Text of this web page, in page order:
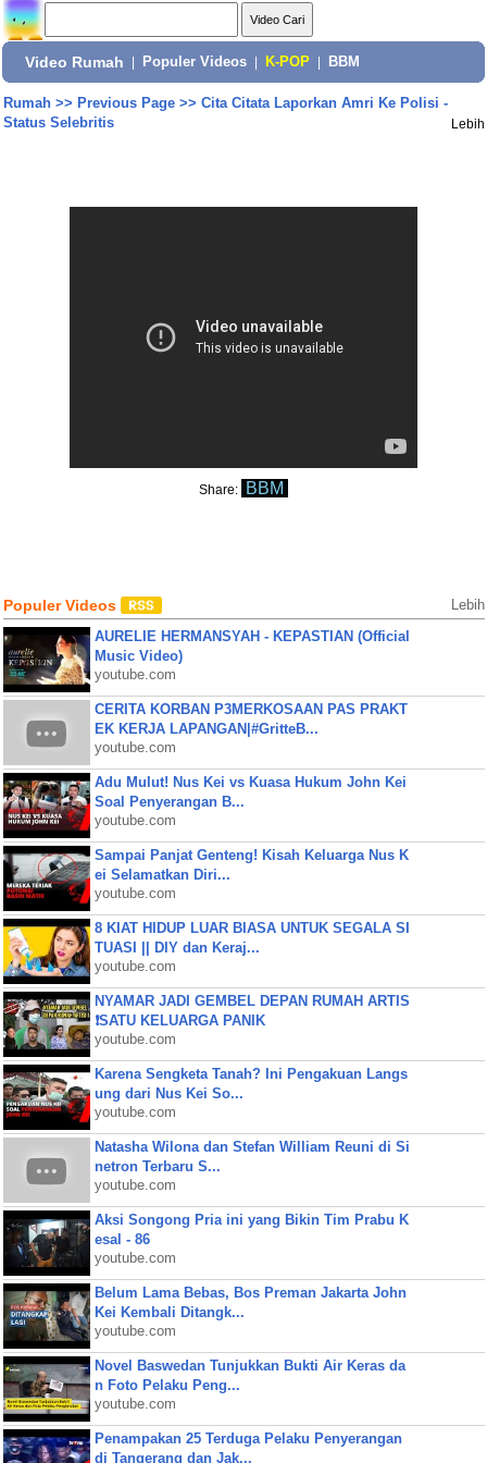
Video Rumah Populer Videos K-POP BBM
Rumah>> Previous Page>> Cita Citata Laporkan Amri Ke Polisi -
Status Selebritis
Lebih
Share: BBM
Populer Videos Lebih
AURELIE HERMANSYAH - KEPASTIAN (Official
Music Video)
youtube.com
CERITA KORBAN P3MERKOSAAN PAS PRAKT
EK KERJA LAPANGAN|#GritteB...
youtube.com
Adu Mulut! Nus Kei vs Kuasa Hukum John Kei
Soal Penyerangan B...
youtube.com
Sampai Panjat Genteng! Kisah Keluarga Nus K
ei Selamatkan Diri...
youtube.com
8 KIAT HIDUP LUAR BIASA UNTUK SEGALA SI
TUASI || DIY dan Keraj...
youtube.com
NYAMAR JADI GEMBEL DEPAN RUMAH ARTIS
❗SATU KELUARGA PANIK
youtube.com
Karena Sengketa Tanah? Ini Pengakuan Langs
ung dari Nus Kei So...
youtube.com
Natasha Wilona dan Stefan William Reuni di Si
netron Terbaru S...
youtube.com
Aksi Songong Pria ini yang Bikin Tim Prabu K
esal - 86
youtube.com
Belum Lama Bebas, Bos Preman Jakarta John
Kei Kembali Ditangk...
youtube.com
Novel Baswedan Tunjukkan Bukti Air Keras da
n Foto Pelaku Peng...
youtube.com
Penampakan 25 Terduga Pelaku Penyerangan
di Tangerang dan Jak...